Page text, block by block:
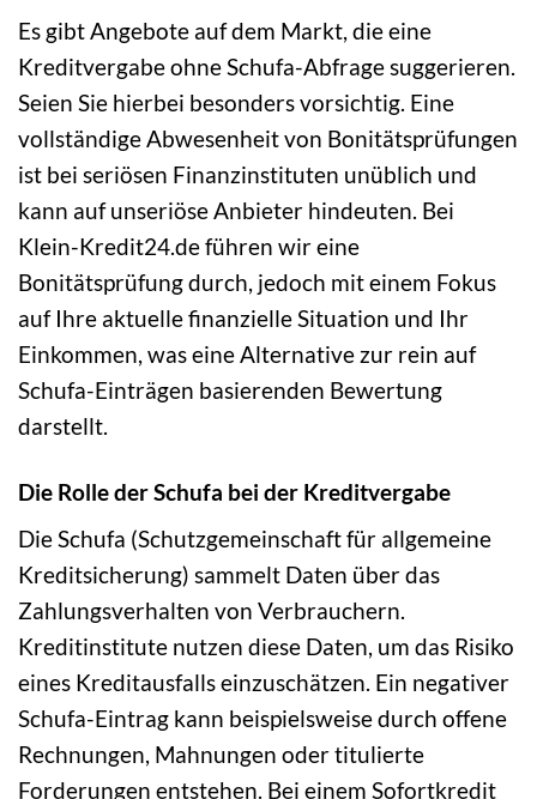
Es gibt Angebote auf dem Markt, die eine
Kreditvergabe ohne Schufa-Abfrage suggerieren.
Seien Sie hierbei besonders vorsichtig. Eine
vollständige Abwesenheit von Bonitätsprüfungen
ist bei seriösen Finanzinstituten unüblich und
kann auf unseriöse Anbieter hindeuten. Bei
Klein-Kredit24.de führen wir eine
Bonitätsprüfung durch, jedoch mit einem Fokus
auf Ihre aktuelle finanzielle Situation und Ihr
Einkommen, was eine Alternative zur rein auf
Schufa-Einträgen basierenden Bewertung
darstellt.
Die Rolle der Schufa bei der Kreditvergabe
Die Schufa (Schutzgemeinschaft für allgemeine
Kreditsicherung) sammelt Daten über das
Zahlungsverhalten von Verbrauchern.
Kreditinstitute nutzen diese Daten, um das Risiko
eines Kreditausfalls einzuschätzen. Ein negativer
Schufa-Eintrag kann beispielsweise durch offene
Rechnungen, Mahnungen oder titulierte
Forderungen entstehen. Bei einem Sofortkredit